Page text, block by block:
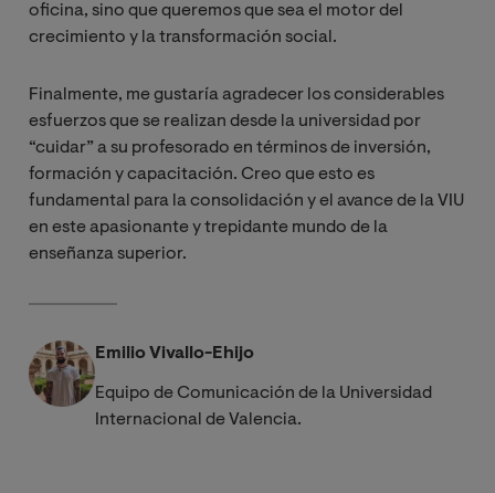
oficina, sino que queremos que sea el motor del
crecimiento y la transformación social.
Finalmente, me gustaría agradecer los considerables
esfuerzos que se realizan desde la universidad por
“cuidar” a su profesorado en términos de inversión,
formación y capacitación. Creo que esto es
fundamental para la consolidación y el avance de la VIU
en este apasionante y trepidante mundo de la
enseñanza superior.
Emilio Vivallo-Ehijo
Equipo de Comunicación de la Universidad
Internacional de Valencia.